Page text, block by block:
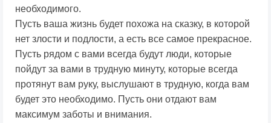
необходимого.
Пусть ваша жизнь будет похожа на сказку, в которой
нет злости и подлости, а есть все самое прекрасное.
Пусть рядом с вами всегда будут люди, которые
пойдут за вами в трудную минуту, которые всегда
протянут вам руку, выслушают в трудную, когда вам
будет это необходимо. Пусть они отдают вам
максимум заботы и внимания.